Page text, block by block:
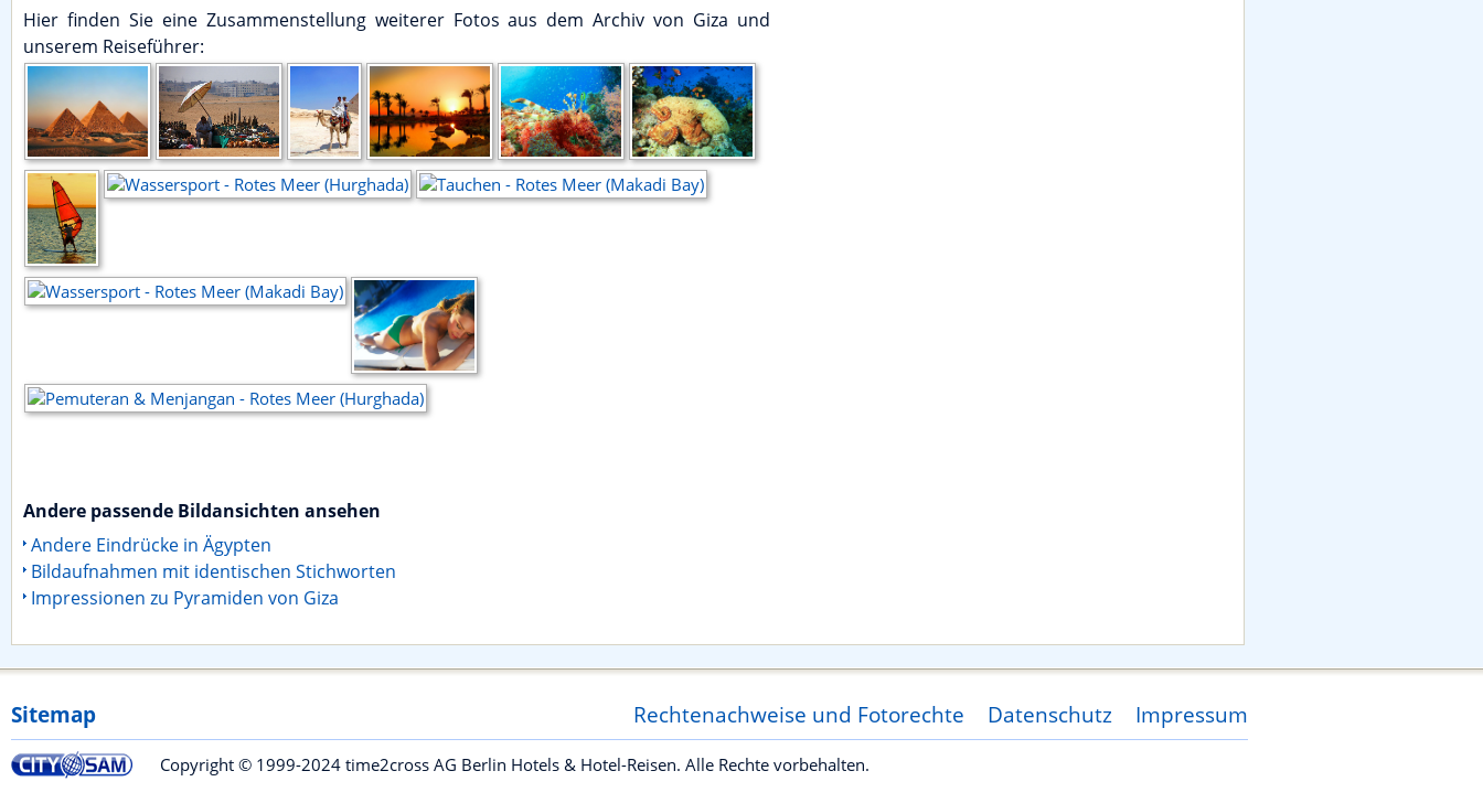
Hier finden Sie eine Zusammenstellung weiterer Fotos aus dem Archiv von Giza und
unserem Reiseführer:
Andere passende Bildansichten ansehen
Andere Eindrücke in Ägypten
Bildaufnahmen mit identischen Stichworten
Impressionen zu Pyramiden von Giza
Sitemap Rechtenachweise und Fotorechte Datenschutz Impressum
Copyright © 1999-2024 time2cross AG Berlin Hotels & Hotel-Reisen. Alle Rechte vorbehalten.